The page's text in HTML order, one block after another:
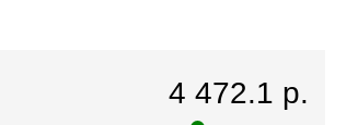
4 472.1 р.